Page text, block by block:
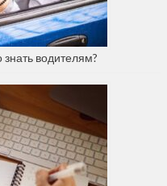
водителям?